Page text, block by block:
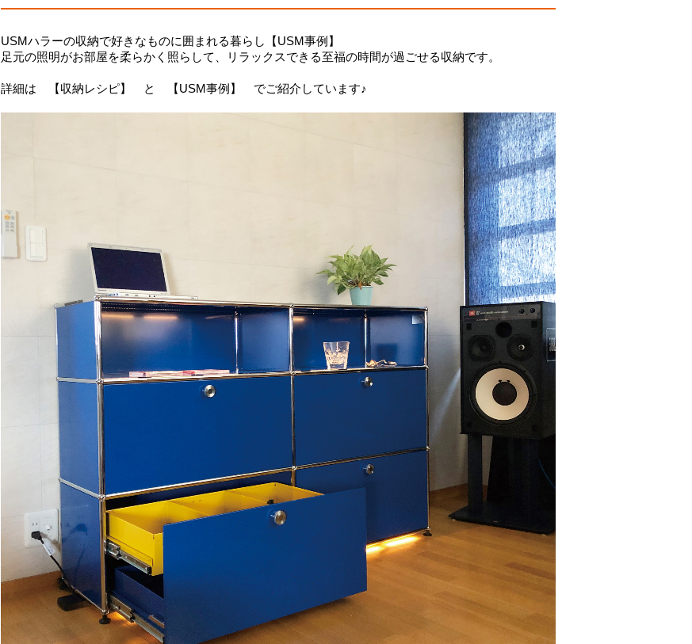
USMハラーの収納で好きなものに囲まれる暮らし【USM事例】
足元の照明がお部屋を柔らかく照らして、リラックスできる至福の時間が過ごせる収納です。
詳細は 【収納レシピ】 と 【USM事例】 でご紹介しています♪